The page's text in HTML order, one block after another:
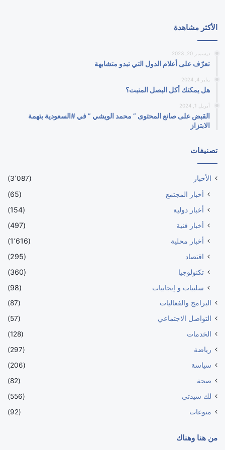
الأكثر مشاهدة
ديسمبر 20, 2023
تعرّف على أعلام الدول التي تبدو متشابهة
يناير 4, 2024
هل يمكنك أكل البصل المنبت؟
أبريل 1, 2024
القبض على صانع المحتوى ” محمد الويشي ” في #السعودية بتهمة
الابتزاز
تصنيفات
الأخبار (3٬087)
أخبار المجتمع
(65)
أخبار دولية
(154)
أخبار فنية
(497)
أخبار محلية
(1٬616)
اقتصاد
(295)
تكنولوجيا
(360)
سلبيات و إيجابيات
(98)
البرامج والفعاليات
(87)
التواصل الاجتماعي
(57)
الخدمات
(128)
رياضة
(297)
سياسة
(206)
صحة
(82)
لك سيدتي
(556)
منوعات
(92)
من هنا وهناك